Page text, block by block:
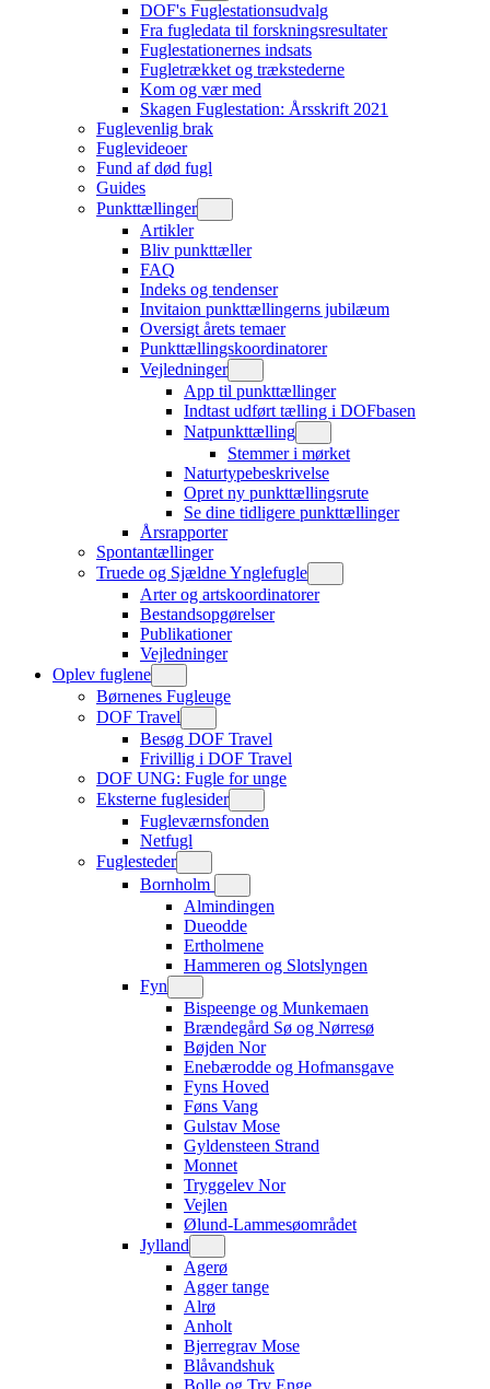
DOF's Fuglestationsudvalg
Fra fugledata til forskningsresultater
Fuglestationernes indsats
Fugletrækket og trækstederne
Kom og vær med
Skagen Fuglestation: Årsskrift 2021
Fuglevenlig brak
Fuglevideoer
Fund af død fugl
Guides
Punkttællinger
Artikler
Bliv punkttæller
FAQ
Indeks og tendenser
Invitaion punkttællingerns jubilæum
Oversigt årets temaer
Punkttællingskoordinatorer
Vejledninger
App til punkttællinger
Indtast udført tælling i DOFbasen
Natpunkttælling
Stemmer i mørket
Naturtypebeskrivelse
Opret ny punkttællingsrute
Se dine tidligere punkttællinger
Årsrapporter
Spontantællinger
Truede og Sjældne Ynglefugle
Arter og artskoordinatorer
Bestandsopgørelser
Publikationer
Vejledninger
Oplev fuglene
Børnenes Fugleuge
DOF Travel
Besøg DOF Travel
Frivillig i DOF Travel
DOF UNG: Fugle for unge
Eksterne fuglesider
Fugleværnsfonden
Netfugl
Fuglesteder
Bornholm
Almindingen
Dueodde
Ertholmene
Hammeren og Slotslyngen
Fyn
Bispeenge og Munkemaen
Brændegård Sø og Nørresø
Bøjden Nor
Enebærodde og Hofmansgave
Fyns Hoved
Føns Vang
Gulstav Mose
Gyldensteen Strand
Monnet
Tryggelev Nor
Vejlen
Ølund-Lammesøområdet
Jylland
Agerø
Agger tange
Alrø
Anholt
Bjerregrav Mose
Blåvandshuk
Bolle og Try Enge